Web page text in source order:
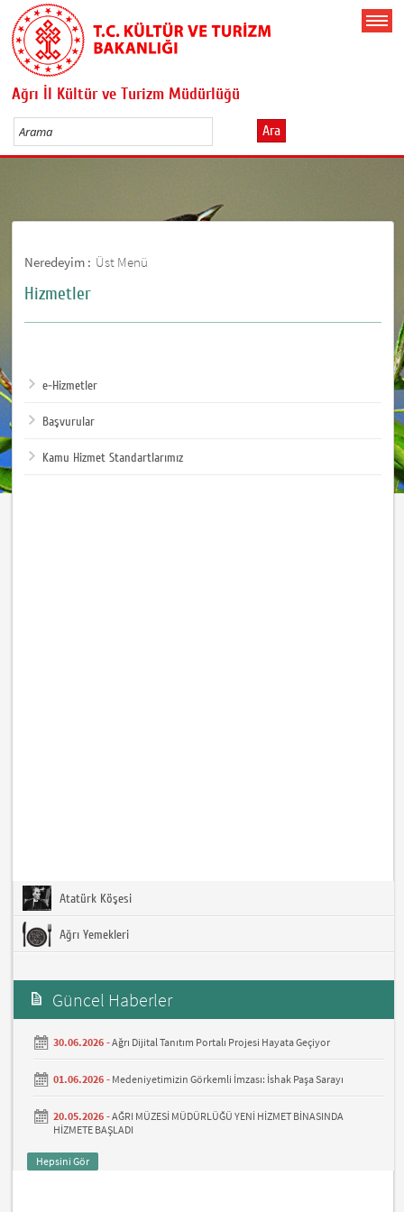
Ağrı İl Kültür ve Turizm Müdürlüğü
Ara
Neredeyim : Üst Menü
Hizmetler
e-Hizmetler
Başvurular
Kamu Hizmet Standartlarımız
Atatürk Köşesi
Ağrı Yemekleri
Güncel Haberler
30.06.2026 -Ağrı Dijital Tanıtım Portalı Projesi Hayata Geçiyor
01.06.2026 - Medeniyetimizin Görkemli İmzası: İshak Paşa Sarayı
20.05.2026 -AĞRI MÜZESİ MÜDÜRLÜĞÜ YENİ HİZMET BİNASINDA
HİZMETE BAŞLADI
Hepsini Gör